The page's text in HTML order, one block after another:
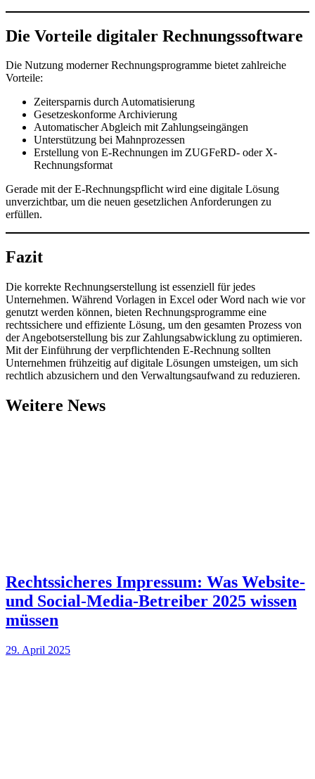
Die Vorteile digitaler Rechnungssoftware
Die Nutzung moderner Rechnungsprogramme bietet zahlreiche
Vorteile:
Zeitersparnis durch Automatisierung
Gesetzeskonforme Archivierung
Automatischer Abgleich mit Zahlungseingängen
Unterstützung bei Mahnprozessen
Erstellung von E-Rechnungen im ZUGFeRD- oder X-
Rechnungsformat
Gerade mit der E-Rechnungspflicht wird eine digitale Lösung
unverzichtbar, um die neuen gesetzlichen Anforderungen zu
erfüllen.
Fazit
Die korrekte Rechnungserstellung ist essenziell für jedes
Unternehmen. Während Vorlagen in Excel oder Word nach wie vor
genutzt werden können, bieten Rechnungsprogramme eine
rechtssichere und effiziente Lösung, um den gesamten Prozess von
der Angebotserstellung bis zur Zahlungsabwicklung zu optimieren.
Mit der Einführung der verpflichtenden E-Rechnung sollten
Unternehmen frühzeitig auf digitale Lösungen umsteigen, um sich
rechtlich abzusichern und den Verwaltungsaufwand zu reduzieren.
Weitere News
Rechtssicheres Impressum: Was Website-
und Social-Media-Betreiber 2025 wissen
müssen
29. April 2025